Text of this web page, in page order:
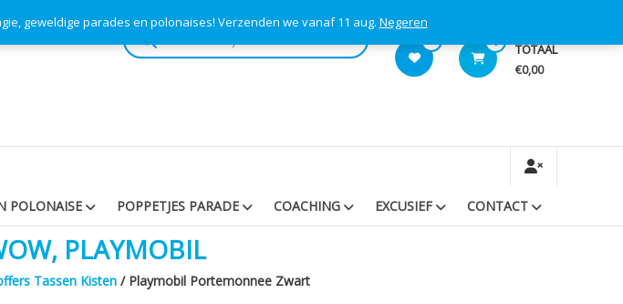
geweldige parades en polonaises! Verzenden we vanaf 11 aug. Negeren
0 TOTAAL
€0,00
Producten
POLONAISE POPPETJES PARADE COACHING EXCUSIEF CONTACT
PLAYMOBIL
Tassen Kisten / Playmobil Portemonnee Zwart